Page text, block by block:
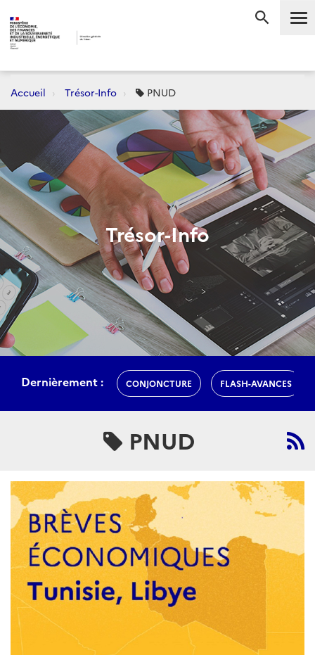
Accueil Trésor-Info PNUD
Trésor-Info
Dernièrement : CONJONCTURE FLASH-AVANCES
PNUD